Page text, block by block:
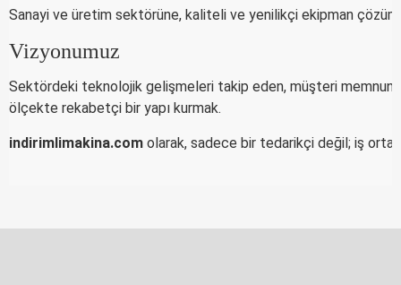
Sanayi ve üretim sektörüne, kaliteli ve yenilikçi ekipman
Vizyonumuz
Sektördeki teknolojik gelişmeleri takip eden, müşteri
ölçekte rekabetçi bir yapı kurmak.
indirimlimakina.com olarak, sadece bir tedarikçi değil; iş